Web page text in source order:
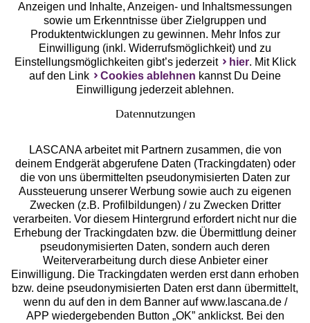
Unsere Apps
Services
Beratung
Über uns
Rechtliches
Anzeigen und Inhalte, Anzeigen- und Inhaltsmessungen
sowie um Erkenntnisse über Zielgruppen und
Produktentwicklungen zu gewinnen. Mehr Infos zur
Einwilligung (inkl. Widerrufsmöglichkeit) und zu
Einstellungsmöglichkeiten gibt’s jederzeit
hier. Mit Klick
auf den Link
Cookies ablehnen kannst Du Deine
Einwilligung jederzeit ablehnen.
Datennutzungen
LASCANA arbeitet mit Partnern zusammen, die von
deinem Endgerät abgerufene Daten (Trackingdaten) oder
die von uns übermittelten pseudonymisierten Daten zur
Aussteuerung unserer Werbung sowie auch zu eigenen
Zwecken (z.B. Profilbildungen) / zu Zwecken Dritter
verarbeiten. Vor diesem Hintergrund erfordert nicht nur die
Erhebung der Trackingdaten bzw. die Übermittlung deiner
pseudonymisierten Daten, sondern auch deren
Weiterverarbeitung durch diese Anbieter einer
Einwilligung. Die Trackingdaten werden erst dann erhoben
bzw. deine pseudonymisierten Daten erst dann übermittelt,
wenn du auf den in dem Banner auf www.lascana.de /
APP wiedergebenden Button „OK” anklickst. Bei den